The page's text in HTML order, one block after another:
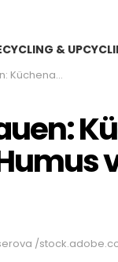
&
Humus verwandeln.
/